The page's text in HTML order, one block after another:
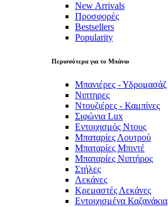
New Arrivals
Προσφορές
Bestsellers
Popularity
Περισσότερα για το Μπάνιο
Μπανιέρες - Υδρομασάζ
Νιπτηρες
Ντουζιέρες - Καμπίνες
Σιφώνια Lux
Εντοιχισμός Ντους
Μπαταρίες Λουτρού
Μπαταρίες Μπιντέ
Μπαταρίες Νιπτήρος
Στήλες
Λεκάνες
Κρεμαστές Λεκάνες
Εντοιχισμένα Καζανάκια